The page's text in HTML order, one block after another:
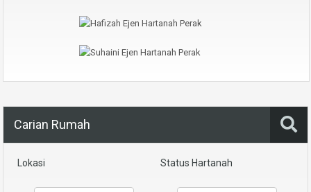
Carian Rumah
Lokasi Status Hartanah